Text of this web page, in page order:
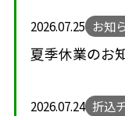
2026.07.25 お知
夏季休業のお
2026.07.24 折込